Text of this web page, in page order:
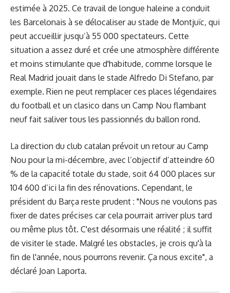
estimée à 2025. Ce travail de longue haleine a conduit
les Barcelonais à se délocaliser au stade de Montjuïc, qui
peut accueillir jusqu’à 55 000 spectateurs. Cette
situation a assez duré et crée une atmosphère différente
et moins stimulante que d'habitude, comme lorsque le
Real Madrid jouait dans le stade Alfredo Di Stefano, par
exemple. Rien ne peut remplacer ces places légendaires
du football et un clasico dans un Camp Nou flambant
neuf fait saliver tous les passionnés du ballon rond.
La direction du club catalan prévoit un retour au Camp
Nou pour la mi-décembre, avec l’objectif d’atteindre 60
% de la capacité totale du stade, soit 64 000 places sur
104 600 d’ici la fin des rénovations. Cependant, le
président du Barça reste prudent : "Nous ne voulons pas
fixer de dates précises car cela pourrait arriver plus tard
ou même plus tôt. C'est désormais une réalité ; il suffit
de visiter le stade. Malgré les obstacles, je crois qu'à la
fin de l'année, nous pourrons revenir. Ça nous excite", a
déclaré Joan Laporta.